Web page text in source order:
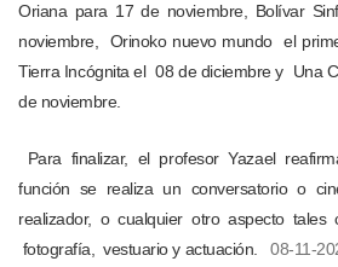
Oriana para 17 de noviembre, Bolívar
noviembre, Orinoko nuevo mundo el
Tierra Incógnita el 08 de diciembre y Una
de noviembre.
Para finalizar, el profesor Yazael
función se realiza un conversatorio o
realizador, o cualquier otro aspecto
fotografía, vestuario y actuación.08-11-